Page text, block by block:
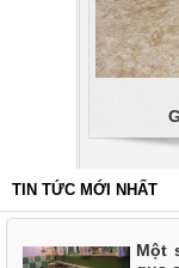
TIN TỨC MỚI NHẤT
Một